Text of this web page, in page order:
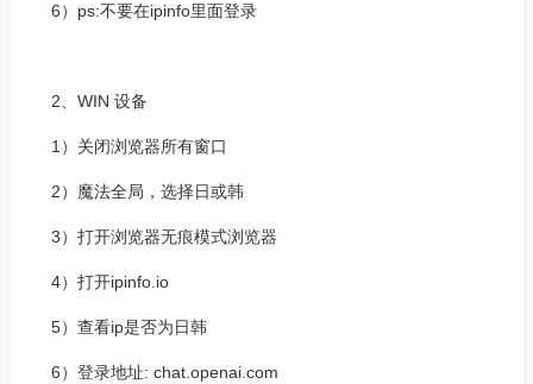
6）ps:不要在ipinfo里面登录
2、WIN 设备
1）关闭浏览器所有窗口
2）魔法全局，选择日或韩
3）打开浏览器无痕模式浏览器
4）打开ipinfo.io
5）查看ip是否为日韩
6）登录地址: chat.openai.com